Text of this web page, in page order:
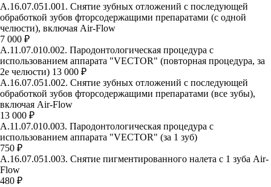
А.16.07.051.001. Снятие зубных отложений с последующей
обработкой зубов фторсодержащими препаратами (с одной
челюсти), включая Air-Flow
7 000 ₽
А.11.07.010.002. Пародонтологическая процедура с
использованием аппарата "VECTOR" (повторная процедура, за
2е челюсти) 13 000 ₽
А.16.07.051.002. Снятие зубных отложений с последующей
обработкой зубов фторсодержащими препаратами (все зубы),
включая Air-Flow
13 000 ₽
А.11.07.010.003. Пародонтологическая процедура с
использованием аппарата "VECTOR" (за 1 зуб)
750 ₽
А.16.07.051.003. Снятие пигментированного налета с 1 зуба Air-
Flow
480 ₽